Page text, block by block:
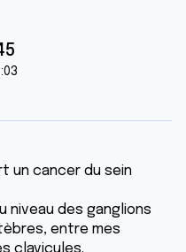
un cancer du sein
niveau des ganglions
entre mes
clavicules.